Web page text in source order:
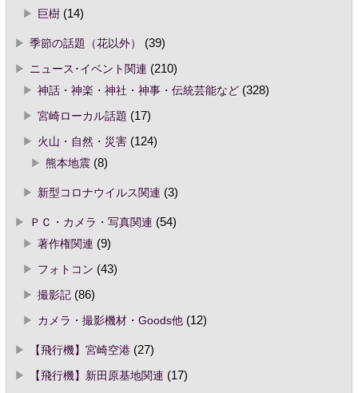
巨樹(14)
季節の話題（花以外）
(39)
ニュース･イベント関連 (210)
神話・神楽・神社・神事・伝統芸能など(328)
宮崎ローカル話題 (17)
火山・自然・災害(124)
熊本地震(8)
新型コロナウイルス関連 (3)
ＰＣ・カメラ・写真関連 (54)
著作権関連 (9)
フォトコン (43)
撮影記(86)
カメラ・撮影機材・Goods他(12)
【飛行機】宮崎空港(27)
【飛行機】新田原基地関連 (17)